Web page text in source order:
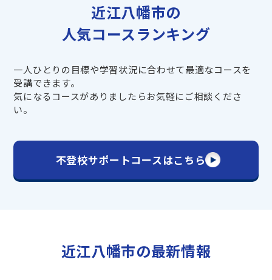
近江八幡市の
人気コースランキング
一人ひとりの目標や学習状況に合わせて最適なコースを
受講できます。
気になるコースがありましたらお気軽にご相談くださ
い。
不登校サポートコースはこちら
近江八幡市の最新情報